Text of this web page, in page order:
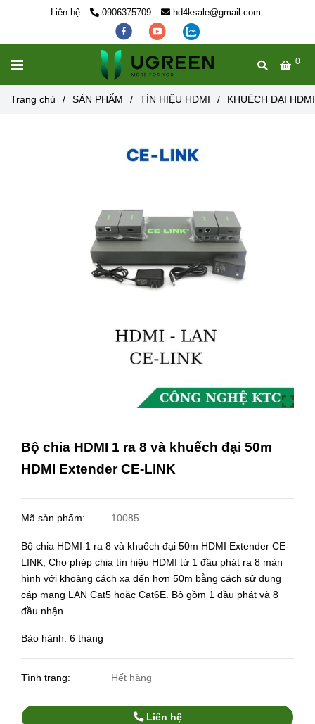
Liên hệ 0906375709 hd4ksale@gmail.com
0
Trang chủ / SẢN PHẨM / TÍN HIỆU HDMI / KHUẾCH ĐẠI HDMI
Bộ chia HDMI 1 ra 8 và khuếch đại 50m
HDMI Extender CE-LINK
Mã sản phẩm: 10085
Bộ chia HDMI 1 ra 8 và khuếch đại 50m HDMI Extender CE-
LINK, Cho phép chia tín hiệu HDMI từ 1 đầu phát ra 8 màn
hình với khoảng cách xa đến hơn 50m bằng cách sử dụng
cáp mạng LAN Cat5 hoăc Cat6E. Bộ gồm 1 đầu phát và 8
đầu nhận
Bảo hành: 6 tháng
Tình trạng: Hết hàng
Liên hệ